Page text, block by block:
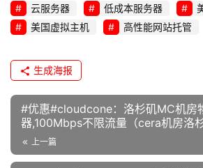
云服务器 低成本服务器
美国虚拟主机
高性能网站托管
生成海报
#优惠#cloudcone：洛杉矶MC机房
器,100Mbps不限流量（cera机房洛杉
上一篇